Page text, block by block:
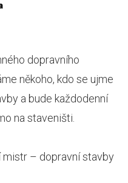
dopravního
někoho, kdo se ujme
a bude každodenní
na staveništi.
mistr – dopravní stavby